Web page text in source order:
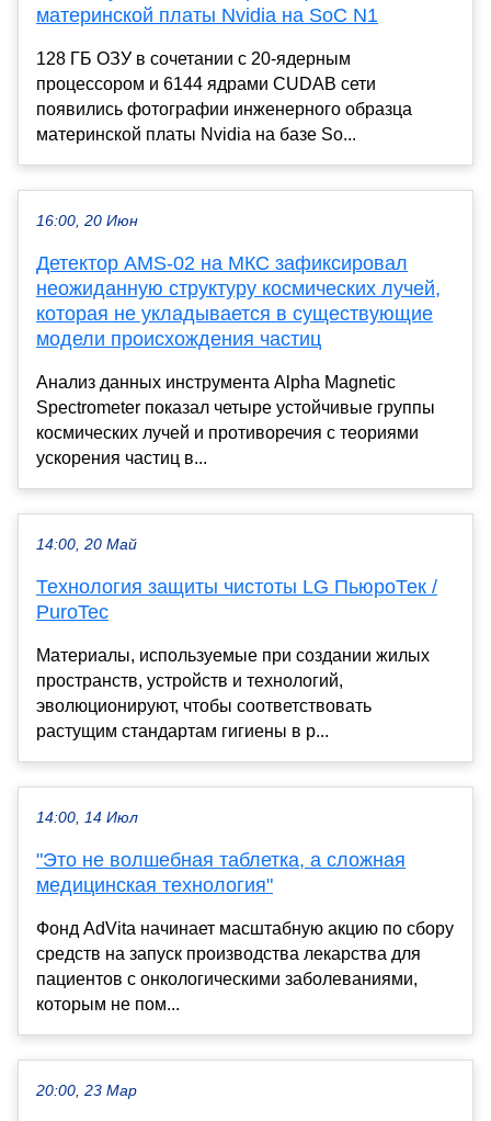
материнской платы Nvidia на SoC N1
128 ГБ ОЗУ в сочетании с 20-ядерным
процессором и 6144 ядрами CUDAВ сети
появились фотографии инженерного образца
материнской платы Nvidia на базе So...
16:00, 20 Июн
Детектор AMS-02 на МКС зафиксировал
неожиданную структуру космических лучей,
которая не укладывается в существующие
модели происхождения частиц
Анализ данных инструмента Alpha Magnetic
Spectrometer показал четыре устойчивые группы
космических лучей и противоречия с теориями
ускорения частиц в...
14:00, 20 Май
Технология защиты чистоты LG ПьюроТек /
PuroTec
Материалы, используемые при создании жилых
пространств, устройств и технологий,
эволюционируют, чтобы соответствовать
растущим стандартам гигиены в р...
14:00, 14 Июл
"Это не волшебная таблетка, а сложная
медицинская технология"
Фонд AdVita начинает масштабную акцию по сбору
средств на запуск производства лекарства для
пациентов с онкологическими заболеваниями,
которым не пом...
20:00, 23 Мар